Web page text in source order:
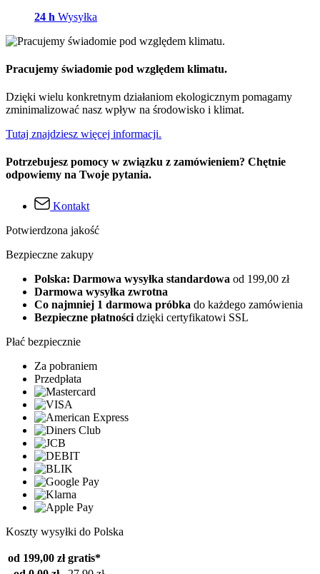
24 h Wysyłka
Pracujemy świadomie pod względem klimatu.
Dzięki wielu konkretnym działaniom ekologicznym pomagamy
zminimalizować nasz wpływ na środowisko i klimat.
Tutaj znajdziesz więcej informacji.
Potrzebujesz pomocy w związku z zamówieniem? Chętnie
odpowiemy na Twoje pytania.
Kontakt
Potwierdzona jakość
Bezpieczne zakupy
Polska: Darmowa wysyłka standardowa od 199,00 zł
Darmowa wysyłka zwrotna
Co najmniej 1 darmowa próbka do każdego zamówienia
Bezpieczne płatności dzięki certyfikatowi SSL
Płać bezpiecznie
Za pobraniem
Przedpłata
Koszty wysyłki do Polska
od 199,00 zł gratis*